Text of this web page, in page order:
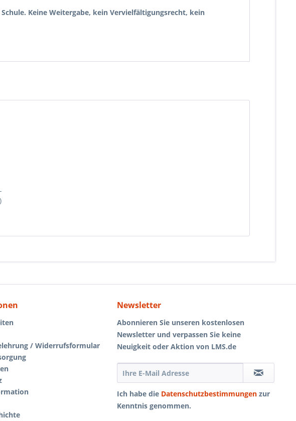
Keine Weitergabe, kein Vervielfältigungsrecht, kein
/ Widerrufsformular
Newsletter
Abonnieren Sie unseren kostenlosen
Newsletter und verpassen Sie keine
Neuigkeit oder Aktion von LMS.de
Ich habe die Datenschutzbestimmungen zur
Kenntnis genommen.